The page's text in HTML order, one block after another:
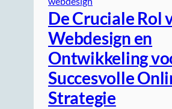
De Cruciale Rol
Webdesign en
Ontwikkeling
Succesvolle
Strategie